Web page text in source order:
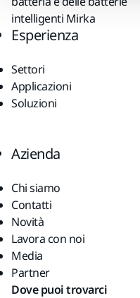
intelligenti Mirka
Esperienza
Settori
Applicazioni
Soluzioni
Azienda
Chi siamo
Contatti
Novità
Lavora con noi
Media
Partner
Dove puoi trovarci